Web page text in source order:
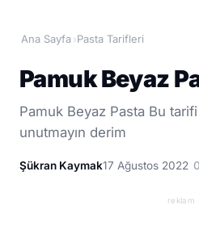
Ana Sayfa ›Pasta Tarifleri
Pamuk Beyaz
Pamuk Beyaz Pasta Bu
unutmayın derim
Şükran Kaymak17 Ağustos 2022
reklam